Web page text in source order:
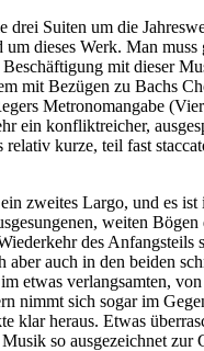
drei Suiten um die
dieses Werk. Man
mit dieser
mit Bezügen zu Bachs
Metronomangabe
ein konfliktreicher,
kurze, teil fast
zweites Largo, und es
weiten
des
aber auch in den beiden
etwas verlangsamten,
nimmt sich sogar im
klar heraus. Etwas
so ausgezeichnet zur